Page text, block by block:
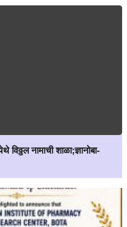
विठ्ठल नामाची शाळा;ज्ञानोबा-